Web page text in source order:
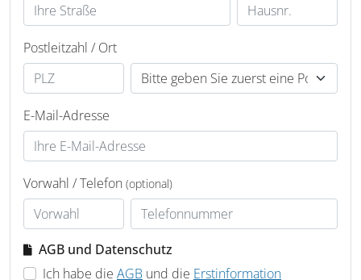
Postleitzahl / Ort
E-Mail-Adresse
Vorwahl / Telefon (optional)
AGB und Datenschutz
Ich habe die AGB und die Erstinformation